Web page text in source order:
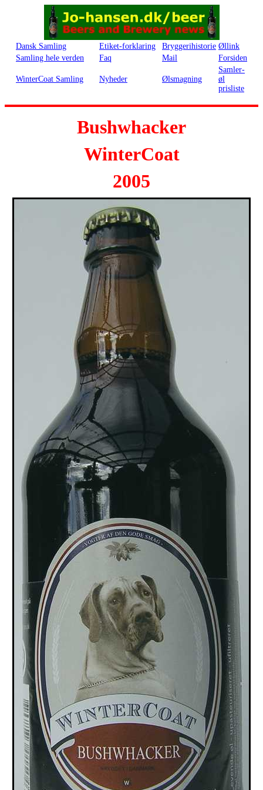
Dansk Samling Etiket-forklaring Bryggerihistorie Øllink
Samling hele verden
Faq Mail Forsiden
WinterCoat Samling Nyheder Ølsmagning
Samler-
øl
prisliste
Bushwhacker
WinterCoat
2005